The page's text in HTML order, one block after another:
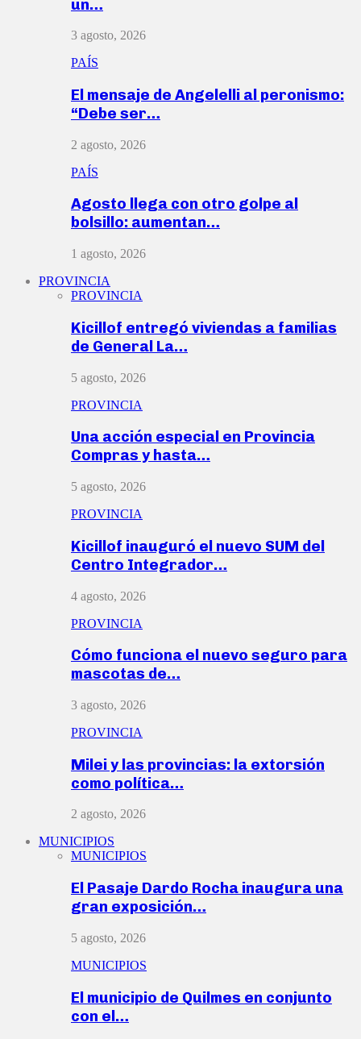
un…
3 agosto, 2026
PAÍS
El mensaje de Angelelli al peronismo:
“Debe ser…
2 agosto, 2026
PAÍS
Agosto llega con otro golpe al
bolsillo: aumentan…
1 agosto, 2026
PROVINCIA
PROVINCIA
Kicillof entregó viviendas a familias
de General La…
5 agosto, 2026
PROVINCIA
Una acción especial en Provincia
Compras y hasta…
5 agosto, 2026
PROVINCIA
Kicillof inauguró el nuevo SUM del
Centro Integrador…
4 agosto, 2026
PROVINCIA
Cómo funciona el nuevo seguro para
mascotas de…
3 agosto, 2026
PROVINCIA
Milei y las provincias: la extorsión
como política…
2 agosto, 2026
MUNICIPIOS
MUNICIPIOS
El Pasaje Dardo Rocha inaugura una
gran exposición…
5 agosto, 2026
MUNICIPIOS
El municipio de Quilmes en conjunto
con el…